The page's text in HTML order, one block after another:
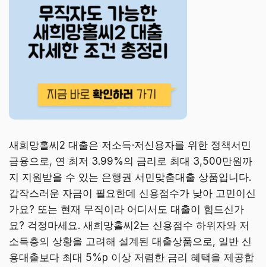
새희망홀씨2 대출은 저소득·저신용자를 위한 정책서민
금융으로, 연 최저 3.99%의 금리로 최대 3,500만원까
지 지원받을 수 있는 은행권 서민맞춤대출 상품입니다.
갑작스러운 자금이 필요한데 신용점수가 낮아 고민이신
가요? 또는 현재 무직이라 어디서도 대출이 힘드신가
요? 걱정마세요. 새희망홀씨2는 신용점수 하위자와 저
소득층의 상황을 고려해 설계된 대출상품으로, 일반 신
용대출보다 최대 5%p 이상 저렴한 금리 혜택을 제공합